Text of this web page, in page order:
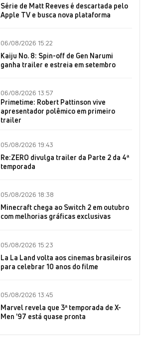
Série de Matt Reeves é descartada pelo
Apple TV e busca nova plataforma
06/08/2026 15:22
Kaiju No. 8: Spin-off de Gen Narumi
ganha trailer e estreia em setembro
06/08/2026 13:57
Primetime: Robert Pattinson vive
apresentador polêmico em primeiro
trailer
05/08/2026 19:43
Re:ZERO divulga trailer da Parte 2 da 4ª
temporada
05/08/2026 18:38
Minecraft chega ao Switch 2 em outubro
com melhorias gráficas exclusivas
05/08/2026 15:23
La La Land volta aos cinemas brasileiros
para celebrar 10 anos do filme
05/08/2026 13:45
Marvel revela que 3ª temporada de X-
Men '97 está quase pronta